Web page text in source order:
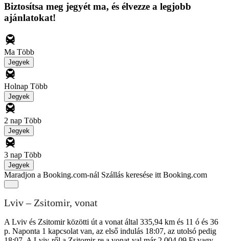
Biztosítsa meg jegyét ma, és élvezze a legjobb
ajánlatokat!
Ma Több
Jegyek
Holnap Több
Jegyek
2 nap Több
Jegyek
3 nap Több
Jegyek
Maradjon a Booking.com-nál Szállás keresése itt Booking.com
Lviv – Zsitomir, vonat
A Lviv és Zsitomir közötti út a vonat által 335,94 km és 11 ó és 36
p. Naponta 1 kapcsolat van, az első indulás 18:07, az utolsó pedig